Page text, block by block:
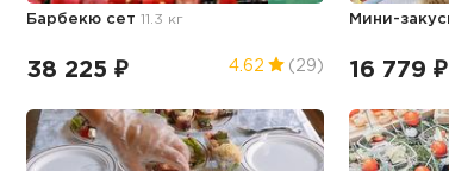
Барбекю сет 11.3 кг
38 225 ₽ 4.62 (29)
Мини-
16 779 ₽